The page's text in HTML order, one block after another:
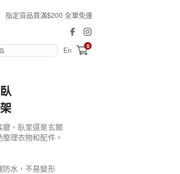
指定貨品買滿$200 全單免運
En 0
、臥室還是玄關
理衣物和配件。
防水，不易變形